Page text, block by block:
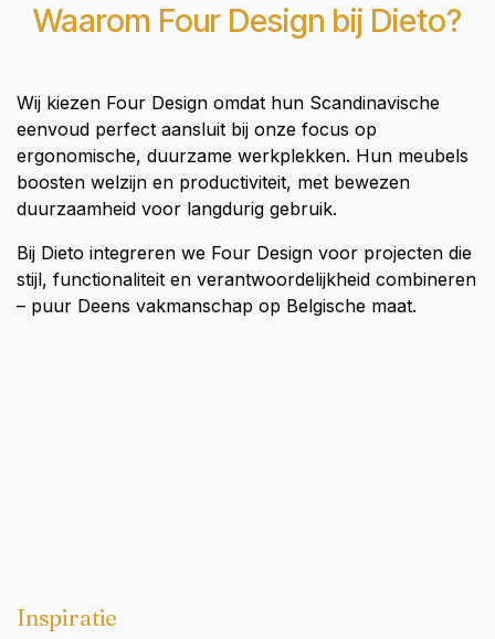
Waarom Four Design bij Dieto?
Wij kiezen Four Design omdat hun Scandinavische
eenvoud perfect aansluit bij onze focus op
ergonomische, duurzame werkplekken. Hun meubels
boosten welzijn en productiviteit, met bewezen
duurzaamheid voor langdurig gebruik.​
Bij Dieto integreren we Four Design voor projecten die
stijl, functionaliteit en verantwoordelijkheid combineren
– puur Deens vakmanschap op Belgische maat.
Inspiratie